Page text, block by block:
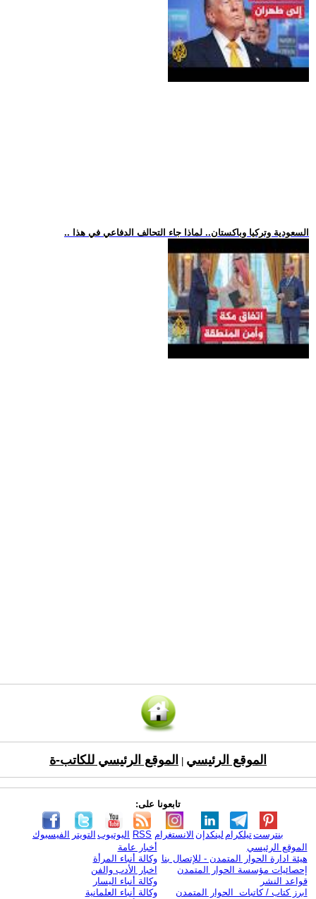
.. السعودية وتركيا وباكستان.. لماذا جاء التحالف الدفاعي في هذا
الموقع الرئيسي الموقع الرئيسي للكاتب-ة
تابعونا على:
الفيسبوك التويتر اليوتيوب RSS الانستغرام لينكدإن تيلكرامبنترست
الموقع الرئيسي
هيئة ادارة الحوار المتمدن - للإتصال بنا
إحصائيات مؤسسة الحوار المتمدن
قواعد النشر
ابرز كتاب / كاتبات الحوار المتمدن
أخبار عامة
وكالة أنباء المرأة
اخبار الأدب والفن
وكالة أنباء اليسار
وكالة أنباء العلمانية